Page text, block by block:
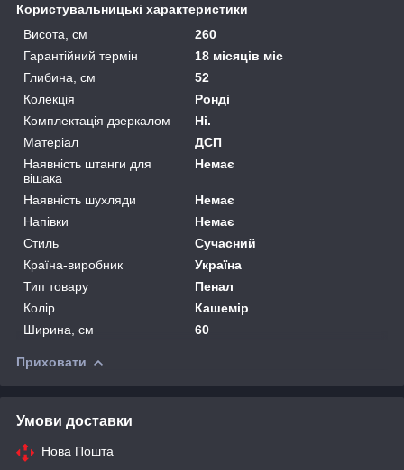
Користувальницькі характеристики
Висота, см
260
Гарантійний термін
18 місяців міс
Глибина, см
52
Колекція
Ронді
Комплектація дзеркалом
Ні.
Матеріал
ДСП
Наявність штанги для
вішака
Немає
Наявність шухляди
Немає
Напівки
Немає
Стиль
Сучасний
Країна-виробник
Україна
Тип товару
Пенал
Колір
Кашемір
Ширина, см
60
Приховати
Умови доставки
Нова Пошта